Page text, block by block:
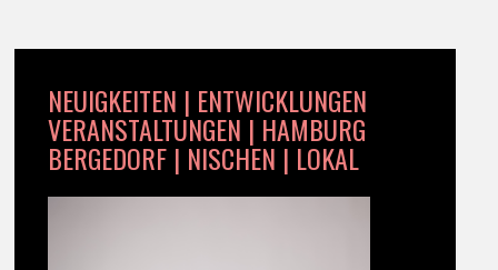
NEUIGKEITEN | ENTWICKLUNGEN
VERANSTALTUNGEN | HAMBURG
BERGEDORF | NISCHEN | LOKAL